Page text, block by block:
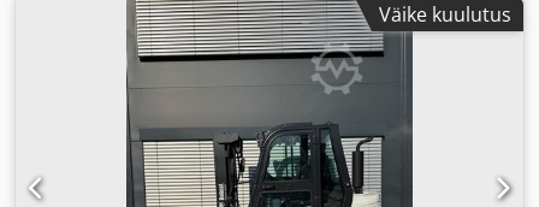
1 200 mm, eesrattarehvi suurus:23x10-12,
tagumise rehvi suurus:18x7-8, kogumass:4 627 kg
Väike kuulutus